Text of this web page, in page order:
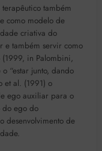
também
como modelo de
criativa do
e também servir como
(1999, in Palombini,
“estar junto, dando
et al. (1991) o
ego auxiliar para o
do ego do
desenvolvimento de